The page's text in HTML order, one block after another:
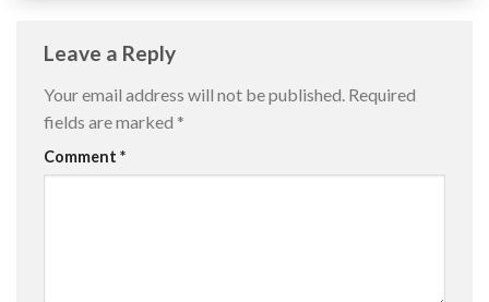
Leave a Reply
Your email address will not be published. Required
fields are marked *
Comment *